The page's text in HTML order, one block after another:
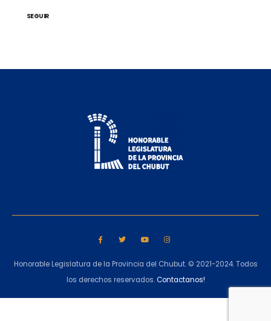
SEGUIR
Honorable Legislatura de la Provincia del Chubut. © 2021-2024. Todos
los derechos reservados.Contactanos!